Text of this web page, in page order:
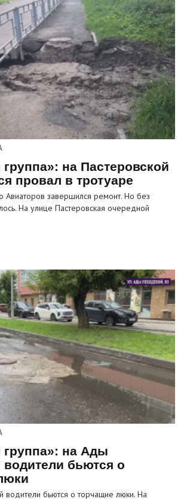
на Пастеровской
провал в тротуаре
Авиаторов завершился ремонт. Но без
На улице Пастеровская очередной
группа»: на Ады
бьются о
бьются о торчащие люки. На